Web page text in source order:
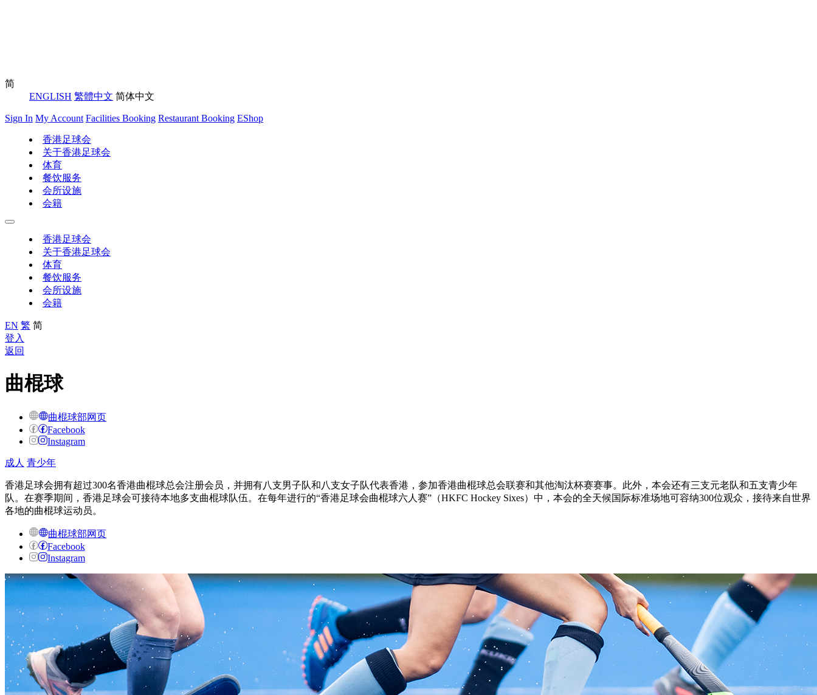
简
ENGLISH 繁體中文 简体中文
Sign In My Account Facilities Booking Restaurant Booking EShop
香港足球会
关于香港足球会
体育
餐饮服务
会所设施
会籍
香港足球会
关于香港足球会
体育
餐饮服务
会所设施
会籍
EN 繁 简
登入
返回
曲棍球
曲棍球部网页
Facebook
Instagram
成人 青少年
香港足球会拥有超过300名香港曲棍球总会注册会员，并拥有八支男子队和八支女子队代表香港，参加香港曲棍球总会联赛和其他淘汰杯赛赛事。此外，本会还有三支元老队和五支青少年
队。在赛季期间，香港足球会可接待本地多支曲棍球队伍。在每年进行的“香港足球会曲棍球六人赛”（HKFC Hockey Sixes）中，本会的全天候国际标准场地可容纳300位观众，接待来自世界
各地的曲棍球运动员。
曲棍球部网页
Facebook
Instagram